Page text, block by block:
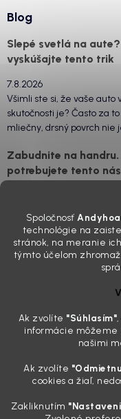
Spoločnosť
technológie na
stránok, na meranie
týmto účelom
Ak zvolíte "Súhlasím"
informácie môžeme
našimi
Ak zvolíte
cookies a žiaľ,
Zakliknutím
Blog
Slepé svetlá na
vyskúšajte tento trik
7.8.2026
Všimli ste si, že vaše auto
skutočnosti je? Často za
mliečny, drsný povrch nie
Zabudnite na
potrebujete tento
„upratanom“ aute, no pri
mriežkach ventilácie,
drzo pozerá prach.
Detailing nemusí
Sobotné ráno, káva v
niekoho nuda, pre nás
všetky tie fľaštičky,
pokaziť náladu. Dobrá